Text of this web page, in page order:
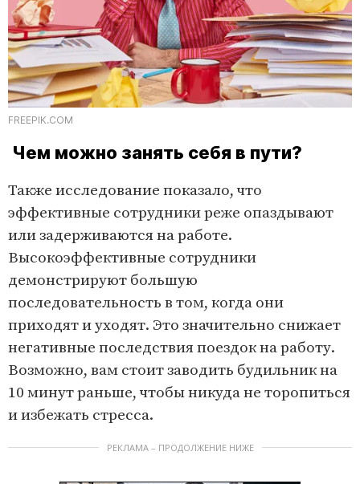
FREEPIK.COM
Чем можно занять себя в пути?
Также исследование показало, что
эффективные сотрудники реже опаздывают
или задерживаются на работе.
Высокоэффективные сотрудники
демонстрируют большую
последовательность в том, когда они
приходят и уходят. Это значительно снижает
негативные последствия поездок на работу.
Возможно, вам стоит заводить будильник на
10 минут раньше, чтобы никуда не торопиться
и избежать стресса.
РЕКЛАМА – ПРОДОЛЖЕНИЕ НИЖЕ